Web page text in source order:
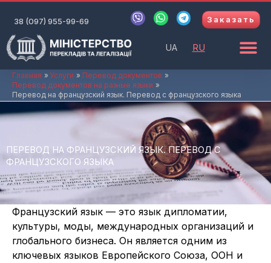
содержимому
38 (097) 955-99-69
V
i
W
h
a
p
T
e
r
Заказать
UA RU
Главная Услуги
Перевод документов
Перевод документов на разные языки
Перевод на французский язык. Перевод с французского языка
ПЕРЕВОД НА ФРАНЦУЗСКИЙ ЯЗЫК. ПЕРЕВОД С
ФРАНЦУЗСКОГО ЯЗЫКА
Французский язык — это язык дипломатии,
культуры, моды, международных организаций и
глобального бизнеса. Он является одним из
ключевых языков Европейского Союза, ООН и